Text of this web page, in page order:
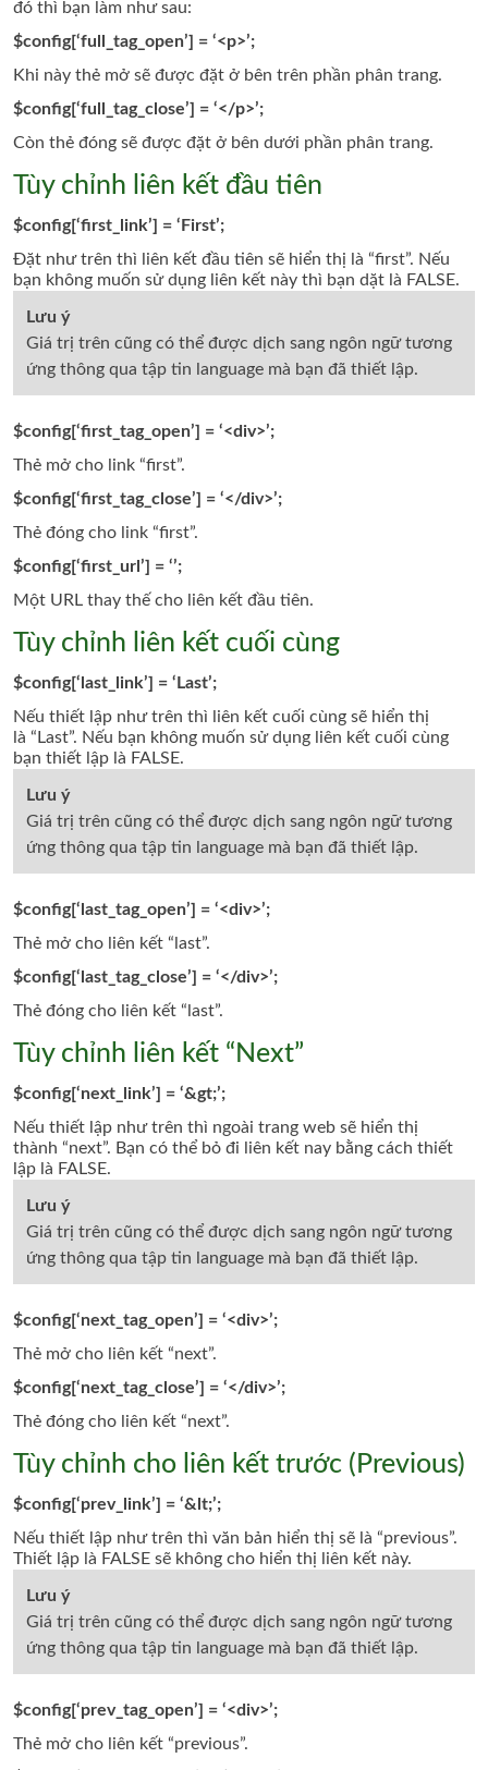
đó thì bạn làm như sau:
$config[‘full_tag_open’] = ‘<p>’;
Khi này thẻ mở sẽ được đặt ở bên trên phần phân trang.
$config[‘full_tag_close’] = ‘</p>’;
Còn thẻ đóng sẽ được đặt ở bên dưới phần phân trang.
Tùy chỉnh liên kết đầu tiên
$config[‘first_link’] = ‘First’;
Đặt như trên thì liên kết đầu tiên sẽ hiển thị là “first”. Nếu
bạn không muốn sử dụng liên kết này thì bạn dặt là FALSE.
Lưu ý
Giá trị trên cũng có thể được dịch sang ngôn ngữ tương
ứng thông qua tập tin language mà bạn đã thiết lập.
$config[‘first_tag_open’] = ‘<div>’;
Thẻ mở cho link “first”.
$config[‘first_tag_close’] = ‘</div>’;
Thẻ đóng cho link “first”.
$config[‘first_url’] = ‘’;
Một URL thay thế cho liên kết đầu tiên.
Tùy chỉnh liên kết cuối cùng
$config[‘last_link’] = ‘Last’;
Nếu thiết lập như trên thì liên kết cuối cùng sẽ hiển thị
là “Last”. Nếu bạn không muốn sử dụng liên kết cuối cùng
bạn thiết lập là FALSE.
Lưu ý
Giá trị trên cũng có thể được dịch sang ngôn ngữ tương
ứng thông qua tập tin language mà bạn đã thiết lập.
$config[‘last_tag_open’] = ‘<div>’;
Thẻ mở cho liên kết “last”.
$config[‘last_tag_close’] = ‘</div>’;
Thẻ đóng cho liên kết “last”.
Tùy chỉnh liên kết “Next”
$config[‘next_link’] = ‘&gt;’;
Nếu thiết lập như trên thì ngoài trang web sẽ hiển thị
thành “next”. Bạn có thể bỏ đi liên kết nay bằng cách thiết
lập là FALSE.
Lưu ý
Giá trị trên cũng có thể được dịch sang ngôn ngữ tương
ứng thông qua tập tin language mà bạn đã thiết lập.
$config[‘next_tag_open’] = ‘<div>’;
Thẻ mở cho liên kết “next”.
$config[‘next_tag_close’] = ‘</div>’;
Thẻ đóng cho liên kết “next”.
Tùy chỉnh cho liên kết trước (Previous)
$config[‘prev_link’] = ‘&lt;’;
Nếu thiết lập như trên thì văn bản hiển thị sẽ là “previous”.
Thiết lập là FALSE sẽ không cho hiển thị liên kết này.
Lưu ý
Giá trị trên cũng có thể được dịch sang ngôn ngữ tương
ứng thông qua tập tin language mà bạn đã thiết lập.
$config[‘prev_tag_open’] = ‘<div>’;
Thẻ mở cho liên kết “previous”.